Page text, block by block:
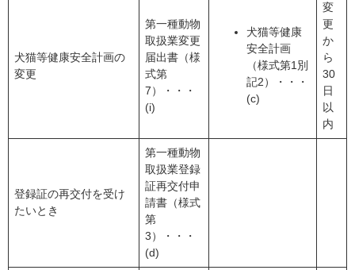
犬猫等健康安全計画の
変更
第一種動物
取扱業変更
届出書（様
式第
7）・・・
(i)
犬猫等健康
安全計画
（様式第1別
記2）・・・
(c)
変
更
か
ら
30
日
以
内
登録証の再交付を受け
たいとき
第一種動物
取扱業登録
証再交付申
請書（様式
第
3）・・・
(d)